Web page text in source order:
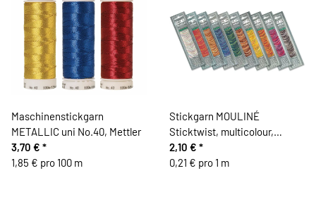
Maschinenstickgarn
METALLIC uni No.40, Mettler
3,70 € *
1,85 € pro 100 m
Stickgarn MOULINÉ
Sticktwist, multicolour,
Madeira
2,10 € *
0,21 € pro 1 m